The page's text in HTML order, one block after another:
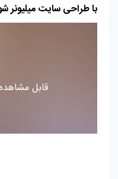
با طراحی سایت میلیونر
قابل